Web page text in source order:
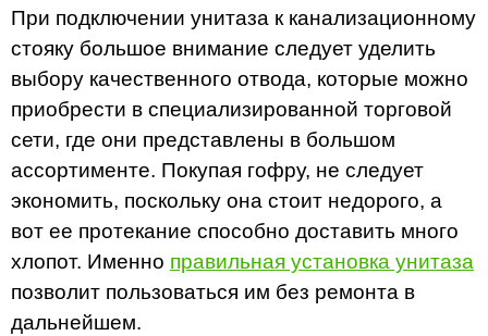
При подключении унитаза к канализационному
стояку большое внимание следует уделить
выбору качественного отвода, которые можно
приобрести в специализированной торговой
сети, где они представлены в большом
ассортименте. Покупая гофру, не следует
экономить, поскольку она стоит недорого, а
вот ее протекание способно доставить много
хлопот. Именно правильная установка унитаза
позволит пользоваться им без ремонта в
дальнейшем.